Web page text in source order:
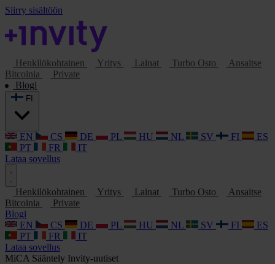
Siirry sisältöön
Henkilökohtainen Yritys Lainat Turbo Osto
Ansaitse
Bitcoinia
Private
Blogi
EN CS DE PL HU NL SV FI
ES
PT
FR
IT
Lataa sovellus
Henkilökohtainen Yritys Lainat Turbo Osto
Ansaitse
Bitcoinia
Private
Blogi
EN
CS DE PL HU NL SV FI
ES
PT
FR
IT
Lataa sovellus
MiCA Sääntely Invity-uutiset